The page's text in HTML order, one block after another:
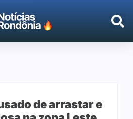
de arrastar e